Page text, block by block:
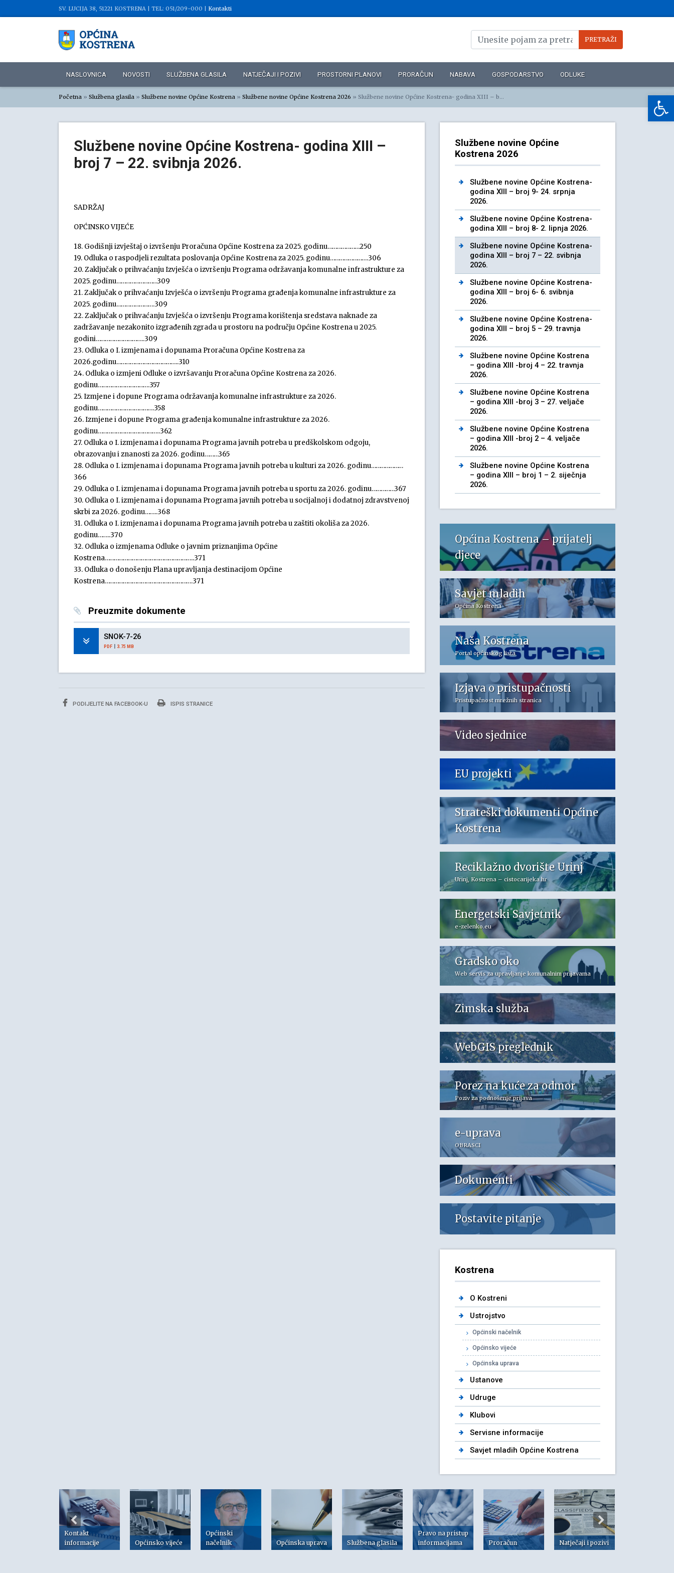
SV. LUCIJA 38, 51221 KOSTRENA | TEL: 051/209-000 | Kontakti
NASLOVNICA NOVOSTI SLUŽBENA GLASILA NATJEČAJI I POZIVI PROSTORNI PLANOVI PRORAČUN NABAVA GOSPODARSTVO ODLUKE
Početna » Službena glasila » Službene novine Općine Kostrena » Službene novine Općine Kostrena 2026 » Službene novine Općine Kostrena- godina XIII – broj 7 – 22. svibnja 2026.
Službene novine Općine Kostrena- godina XIII –
broj 7 – 22. svibnja 2026.
SADRŽAJ
OPĆINSKO VIJEĆE
18. Godišnji izvještaj o izvršenju Proračuna Općine Kostrena za 2025. godinu…………………250
19. Odluka o raspodjeli rezultata poslovanja Općine Kostrena za 2025. godinu…………………….306
20. Zaključak o prihvaćanju Izvješća o izvršenju Programa održavanja komunalne infrastrukture za
2025. godinu………………………309
21. Zaključak o prihvaćanju Izvješća o izvršenju Programa građenja komunalne infrastrukture za
2025. godinu…………………….309
22. Zaključak o prihvaćanju Izvješća o izvršenju Programa korištenja sredstava naknade za
zadržavanje nezakonito izgrađenih zgrada u prostoru na području Općine Kostrena u 2025.
godini…………………………..309
23. Odluka o I. izmjenama i dopunama Proračuna Općine Kostrena za
2026.godinu…………………………………..310
24. Odluka o izmjeni Odluke o izvršavanju Proračuna Općine Kostrena za 2026.
godinu…………………………….357
25. Izmjene i dopune Programa održavanja komunalne infrastrukture za 2026.
godinu……………………………….358
26. Izmjene i dopune Programa građenja komunalne infrastrukture za 2026.
godinu…………………………………..362
27. Odluka o I. izmjenama i dopunama Programa javnih potreba u predškolskom odgoju,
obrazovanju i znanosti za 2026. godinu………365
28. Odluka o I. izmjenama i dopunama Programa javnih potreba u kulturi za 2026. godinu…………………
366
29. Odluka o I. izmjenama i dopunama Programa javnih potreba u sportu za 2026. godinu……………367
30. Odluka o I. izmjenama i dopunama Programa javnih potreba u socijalnoj i dodatnoj zdravstvenoj
skrbi za 2026. godinu……..368
31. Odluka o I. izmjenama i dopunama Programa javnih potreba u zaštiti okoliša za 2026.
godinu……..370
32. Odluka o izmjenama Odluke o javnim priznanjima Općine
Kostrena…………………………………………………..371
33. Odluka o donošenju Plana upravljanja destinacijom Općine
Kostrena………………………………………………….371
Preuzmite dokumente
SNOK-7-26
PDF | 3.75 MB
PODIJELITE NA FACEBOOK-U ISPIS STRANICE
Službene novine Općine
Kostrena 2026
Službene novine Općine Kostrena-
godina XIII – broj 9- 24. srpnja
2026.
Službene novine Općine Kostrena-
godina XIII – broj 8- 2. lipnja 2026.
Službene novine Općine Kostrena-
godina XIII – broj 7 – 22. svibnja
2026.
Službene novine Općine Kostrena-
godina XIII – broj 6- 6. svibnja
2026.
Službene novine Općine Kostrena-
godina XIII – broj 5 – 29. travnja
2026.
Službene novine Općine Kostrena
– godina XIII -broj 4 – 22. travnja
2026.
Službene novine Općine Kostrena
– godina XIII -broj 3 – 27. veljače
2026.
Službene novine Općine Kostrena
– godina XIII -broj 2 – 4. veljače
2026.
Službene novine Općine Kostrena
– godina XIII – broj 1 – 2. siječnja
2026.
Općina Kostrena – prijatelj
djece
Savjet mladih
Općina Kostrena
Naša Kostrena
Portal općinskog lista
Izjava o pristupačnosti
Pristupačnost mrežnih stranica
Video sjednice
EU projekti
Strateški dokumenti Općine
Kostrena
Reciklažno dvorište Urinj
Urinj, Kostrena – cistocarijeka.hr
Energetski Savjetnik
e-zelenko.eu
Gradsko oko
Web servis za upravljanje komunalnim prijavama
Zimska služba
WebGIS preglednik
Porez na kuće za odmor
Poziv za podnošenje prijava
e-uprava
OBRASCI
Dokumenti
Postavite pitanje
Kostrena
O Kostreni
Ustrojstvo
Općinski načelnik
Općinsko vijeće
Općinska uprava
Ustanove
Udruge
Klubovi
Servisne informacije
Savjet mladih Općine Kostrena
Kontakt
informacije
Općinsko vijeće
Općinski
načelnik
Općinska uprava Službena glasila
Pravo na pristup
informacijama
Proračun Natječaji i pozivi